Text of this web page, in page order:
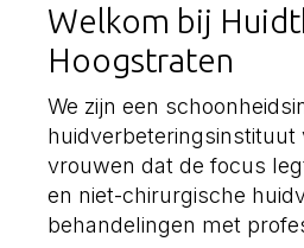
Welkom bij
Hoogstraten
We zijn een
huidverbeteringsinstituut
vrouwen dat de focus
en niet-chirurgische
behandelingen met